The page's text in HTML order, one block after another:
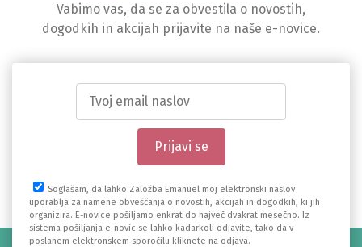
Vabimo vas, da se za obvestila o novostih,
dogodkih in akcijah prijavite na naše e-novice.
Soglašam, da lahko Založba Emanuel moj elektronski naslov
uporablja za namene obveščanja o novostih, akcijah in dogodkih, ki jih
organizira. E-novice pošiljamo enkrat do največ dvakrat mesečno. Iz
sistema pošiljanja e-novic se lahko kadarkoli odjavite, tako da v
poslanem elektronskem sporočilu kliknete na odjava.